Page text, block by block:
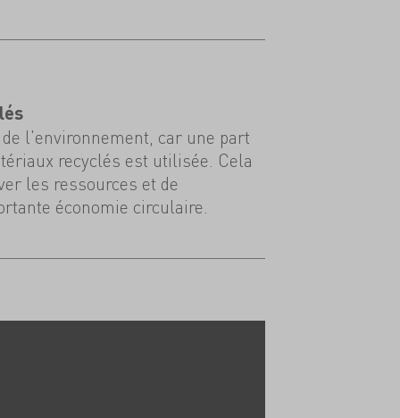
l'environnement, car une part
recyclés est utilisée. Cela
les ressources et de
économie circulaire.